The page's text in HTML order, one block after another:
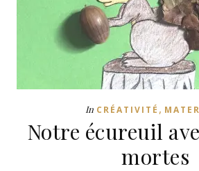
In CRÉATIVITÉ ,
Notre écureuil
mortes